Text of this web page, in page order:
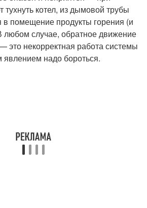
тухнуть котел, из дымовой трубы
в помещение продукты горения (и
любом случае, обратное движение
это некорректная работа системы
явлением надо бороться.